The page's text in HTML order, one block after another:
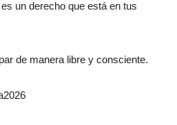
un derecho que está en tus
de manera libre y consciente.